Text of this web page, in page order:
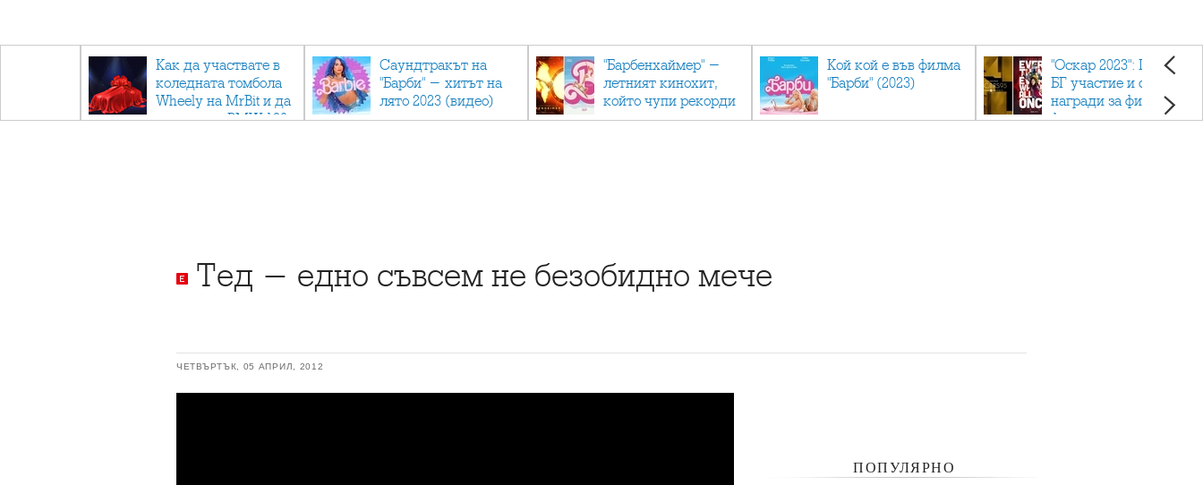
Как да участвате в
коледната томбола
Wheely на MrBit и да
спечелите BMW 120
Саундтракът на
"Барби" - хитът на
лято 2023 (видео)
"Барбенхаймер" -
летният кинохит,
който чупи рекорди
Кой кой е във филма
"Барби" (2023)
"Оскар 2023": Приз с
БГ участие и седем
награди за филма
фаворит
Тед - едно съвсем не безобидно мече
ЧЕТВЪРТЪК, 05 АПРИЛ, 2012
ПОПУЛЯРНО